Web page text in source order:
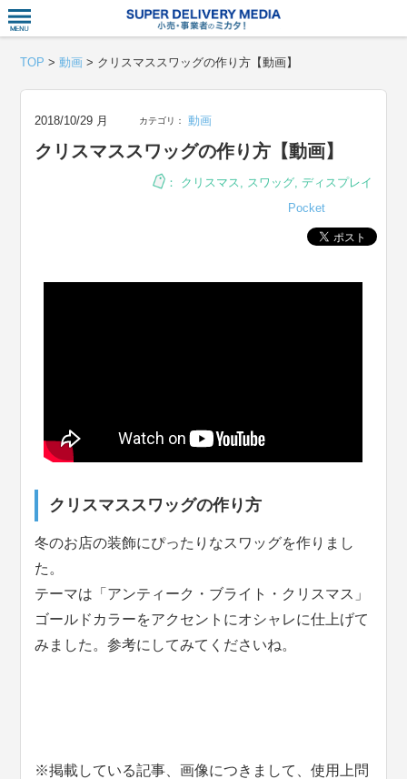
TOP >動画 > クリスマススワッグの作り方【動画】
2018/10/29 月 カテゴリ： 動画
クリスマススワッグの作り方【動画】
： クリスマス, スワッグ, ディスプレイ
Pocket
クリスマススワッグの作り方
冬のお店の装飾にぴったりなスワッグを作りまし
た。
テーマは「アンティーク・ブライト・クリスマス」
ゴールドカラーをアクセントにオシャレに仕上げて
みました。参考にしてみてくださいね。
※掲載している記事、画像につきまして、使用上問